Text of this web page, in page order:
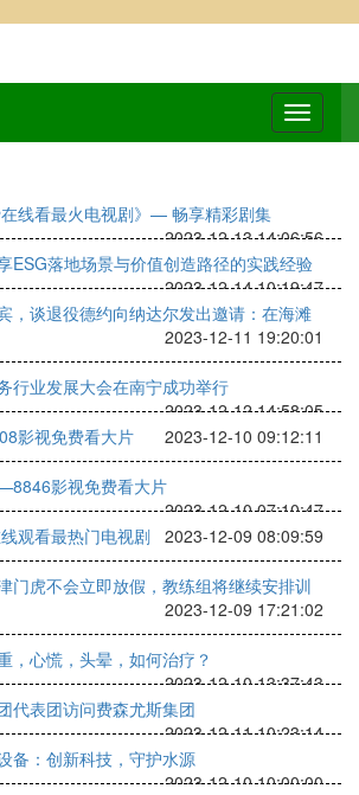
在线看最火电视剧》— 畅享精彩剧集
2023-12-13 14:06:56
ESG落地场景与价值创造路径的实践经验
2023-12-14 10:19:47
，谈退役德约向纳达尔发出邀请：在海滩
2023-12-11 19:20:01
行业发展大会在南宁成功举行
2023-12-12 14:58:05
影视免费看大片
2023-12-10 09:12:11
影视免费看大片
2023-12-10 07:10:47
观看最热门电视剧 2023-12-09 08:09:59
门虎不会立即放假，教练组将继续安排训
2023-12-09 17:21:02
，心慌，头晕，如何治疗？
2023-12-10 13:37:43
代表团访问费森尤斯集团
2023-12-11 10:23:14
备：创新科技，守护水源
2023-12-10 10:00:00